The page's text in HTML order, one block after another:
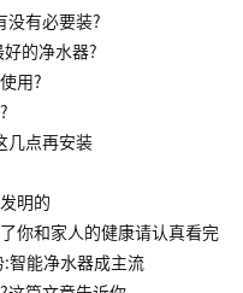
没有必要装?
的净水器?
用?
几点再安装
明的
你和家人的健康请认真看完
智能净水器成主流